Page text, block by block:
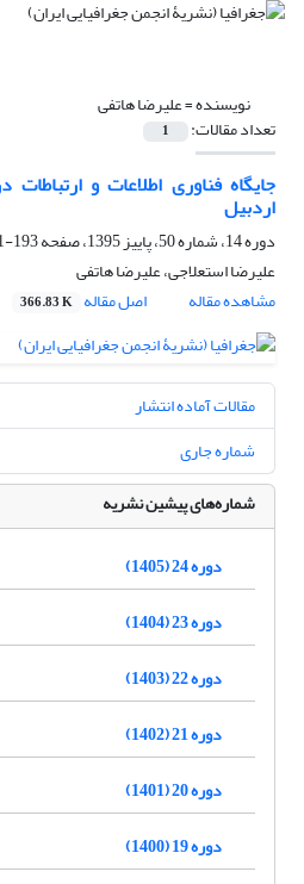
نویسنده =علیرضا هاتفی
تعداد مقالات: 1
جایگاه فناوری اطلاعات و
اردبیل
دوره 14، شماره 50، پاییز 1395، صفحه
193-211
علیرضا استعلاجی، علیرضا هاتفی
مشاهده مقاله
اصل مقاله 366.83 K
مقالات آماده انتشار
شماره جاری
شماره‌های پیشین نشریه
دوره 24 (1405)
دوره 23 (1404)
دوره 22 (1403)
دوره 21 (1402)
دوره 20 (1401)
دوره 19 (1400)